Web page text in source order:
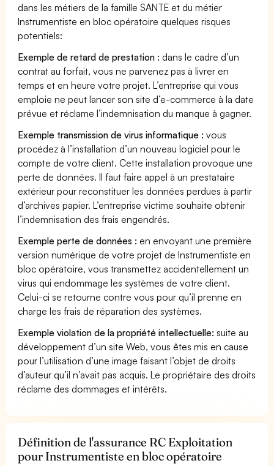
dans les métiers de la famille SANTE et du métier
Instrumentiste en bloc opératoire quelques risques
potentiels:
Exemple de retard de prestation : dans le cadre d’un
contrat au forfait, vous ne parvenez pas à livrer en
temps et en heure votre projet. L’entreprise qui vous
emploie ne peut lancer son site d’e-commerce à la date
prévue et réclame l’indemnisation du manque à gagner.
Exemple transmission de virus informatique : vous
procédez à l’installation d’un nouveau logiciel pour le
compte de votre client. Cette installation provoque une
perte de données. Il faut faire appel à un prestataire
extérieur pour reconstituer les données perdues à partir
d’archives papier. L’entreprise victime souhaite obtenir
l’indemnisation des frais engendrés.
Exemple perte de données : en envoyant une première
version numérique de votre projet de Instrumentiste en
bloc opératoire, vous transmettez accidentellement un
virus qui endommage les systèmes de votre client.
Celui-ci se retourne contre vous pour qu’il prenne en
charge les frais de réparation des systèmes.
Exemple violation de la propriété intellectuelle: suite au
développement d’un site Web, vous êtes mis en cause
pour l’utilisation d’une image faisant l’objet de droits
d’auteur qu’il n’avait pas acquis. Le propriétaire des droits
réclame des dommages et intérêts.
Définition de l'assurance RC Exploitation
pour Instrumentiste en bloc opératoire